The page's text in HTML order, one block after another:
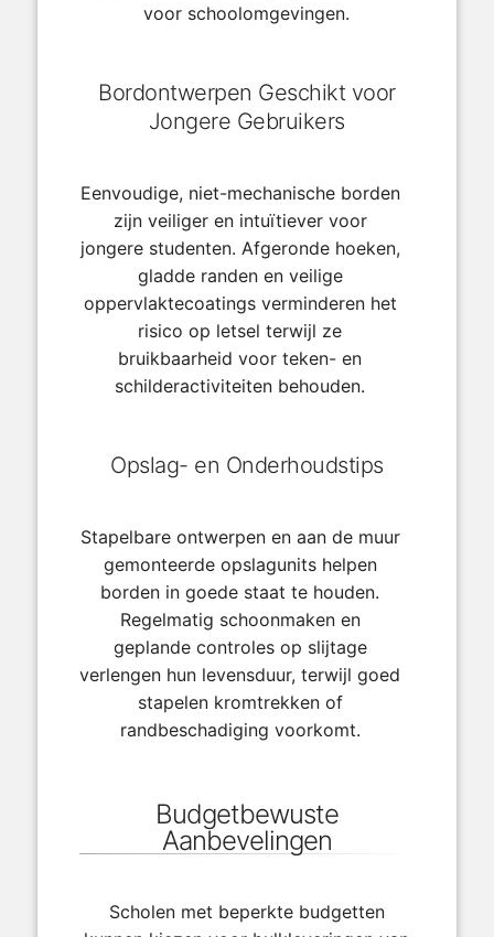
voor schoolomgevingen.
Bordontwerpen Geschikt voor
Jongere Gebruikers
Eenvoudige, niet-mechanische borden
zijn veiliger en intuïtiever voor
jongere studenten. Afgeronde hoeken,
gladde randen en veilige
oppervlaktecoatings verminderen het
risico op letsel terwijl ze
bruikbaarheid voor teken- en
schilderactiviteiten behouden.
Opslag- en Onderhoudstips
Stapelbare ontwerpen en aan de muur
gemonteerde opslagunits helpen
borden in goede staat te houden.
Regelmatig schoonmaken en
geplande controles op slijtage
verlengen hun levensduur, terwijl goed
stapelen kromtrekken of
randbeschadiging voorkomt.
Budgetbewuste
Aanbevelingen
Scholen met beperkte budgetten